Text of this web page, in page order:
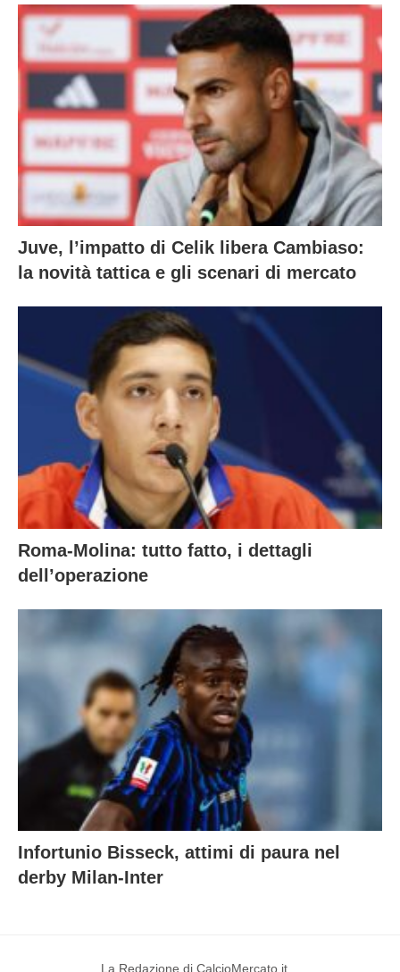
Juve, l’impatto di Celik libera Cambiaso:
la novità tattica e gli scenari di mercato
Roma-Molina: tutto fatto, i dettagli
dell’operazione
Infortunio Bisseck, attimi di paura nel
derby Milan-Inter
La Redazione di CalcioMercato.it